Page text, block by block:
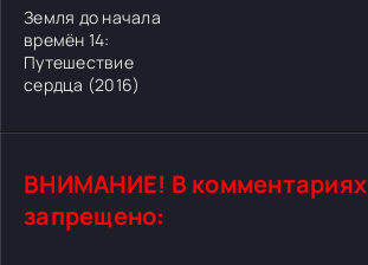
Земля до начала
времён 14:
Путешествие
сердца (2016)
ВНИМАНИЕ! В комментариях
запрещено: